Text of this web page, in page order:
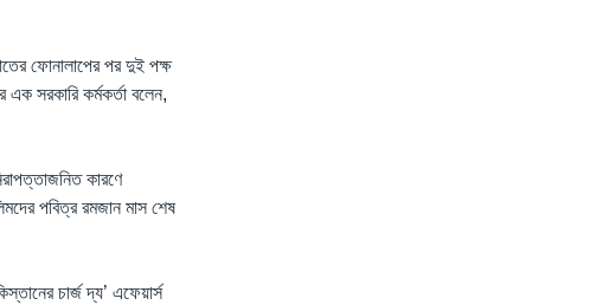
ফোনালাপের পর দুই পক্ষ
সরকারি কর্মকর্তা বলেন,
কারণে
পবিত্র রমজান মাস শেষ
চার্জ দ্য’ এফেয়ার্স